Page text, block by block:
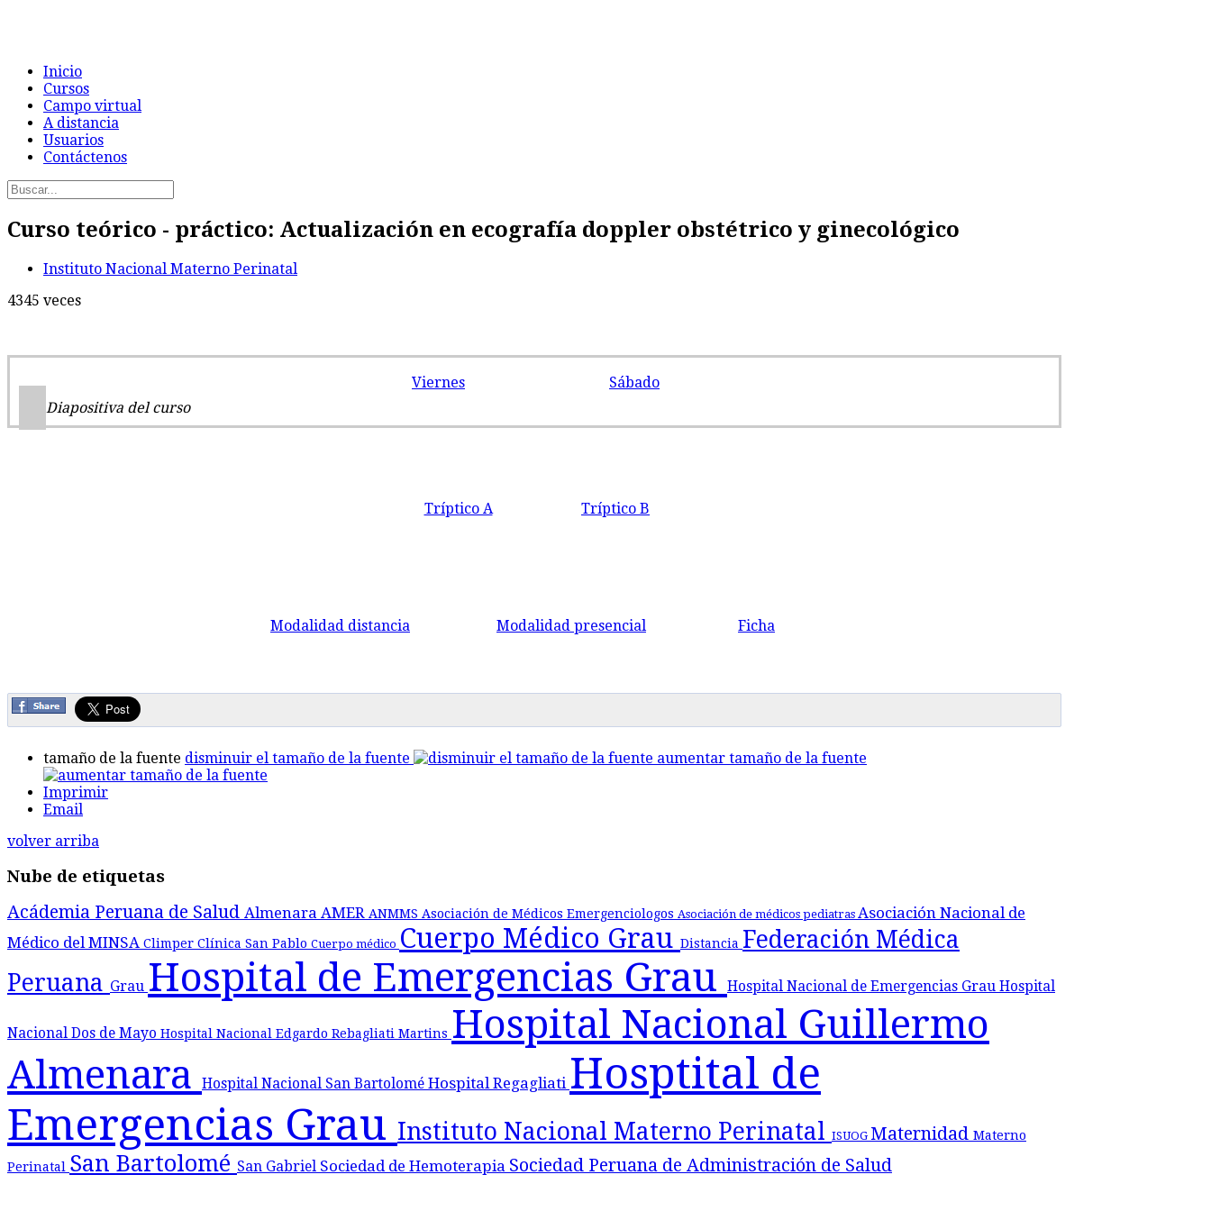
Inicio
Cursos
Campo virtual
A distancia
Usuarios
Contáctenos
Curso teórico - práctico: Actualización en ecografía doppler obstétrico y ginecológico
Instituto Nacional Materno Perinatal
4345 veces
Viernes
Sábado
Diapositiva del curso
Tríptico A Tríptico B
Modalidad distancia Modalidad presencial Ficha
tamaño de la fuente disminuir el tamaño de la fuente
aumentar tamaño de la fuente
Imprimir
Email
volver arriba
Nube de etiquetas
Acádemia Peruana de Salud Almenara AMER ANMMS Asociación de Médicos Emergenciologos Asociación de médicos pediatras Asociación Nacional de
Médico del MINSA Climper Clínica San Pablo Cuerpo médico Cuerpo Médico Grau Distancia Federación Médica
Peruana Grau Hospital de Emergencias Grau Hospital Nacional de Emergencias Grau Hospital
Nacional Dos de Mayo Hospital Nacional Edgardo Rebagliati Martins Hospital Nacional Guillermo
Almenara
Hospital Nacional San Bartolomé Hospital Regagliati Hosptital de
Emergencias Grau Instituto Nacional Materno Perinatal ISUOG Maternidad Materno
Perinatal San Bartolomé San Gabriel Sociedad de Hemoterapia Sociedad Peruana de Administración de Salud